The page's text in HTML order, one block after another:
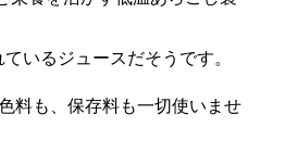
いるジュースだそうです。
料も、保存料も一切使いませ